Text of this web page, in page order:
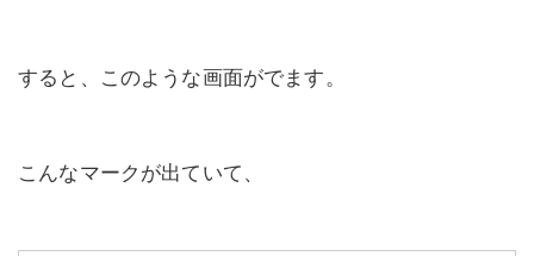
すると、このような画面がでます。
こんなマークが出ていて、